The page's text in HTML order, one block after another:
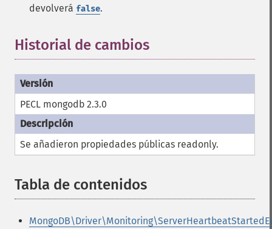
devolverá false.
Historial de cambios
PECL mongodb 2.3.0
Se añadieron propiedades públicas readonly.
Tabla de contenidos